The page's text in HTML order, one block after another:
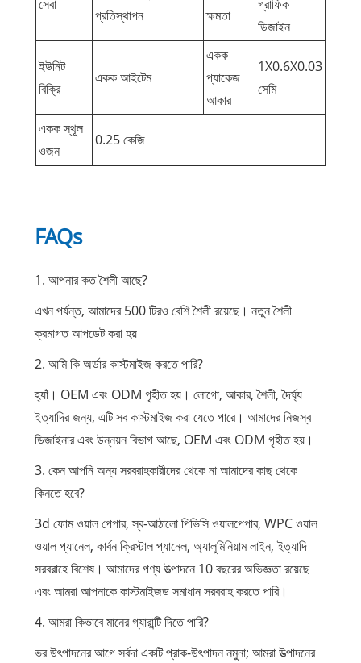
সেবা
প্রতিস্থাপন
ক্ষমতা
গ্রাফিক
ডিজাইন
ইউনিট
বিক্রি
একক আইটেম
একক
প্যাকেজ
আকার
1X0.6X0.03
সেমি
একক স্থূল
ওজন
0.25 কেজি
FAQs
1. আপনার কত শৈলী আছে?
এখন পর্যন্ত, আমাদের 500 টিরও বেশি শৈলী রয়েছে। নতুন শৈলী
ক্রমাগত আপডেট করা হয়
2. আমি কি অর্ডার কাস্টমাইজ করতে পারি?
হ্যাঁ। OEM এবং ODM গৃহীত হয়। লোগো, আকার, শৈলী, দৈর্ঘ্য
ইত্যাদির জন্য, এটি সব কাস্টমাইজ করা যেতে পারে। আমাদের নিজস্ব
ডিজাইনার এবং উন্নয়ন বিভাগ আছে, OEM এবং ODM গৃহীত হয়।
3. কেন আপনি অন্য সরবরাহকারীদের থেকে না আমাদের কাছ থেকে
কিনতে হবে?
3d ফোম ওয়াল পেপার, স্ব-আঠালো পিভিসি ওয়ালপেপার, WPC ওয়াল
ওয়াল প্যানেল, কার্বন ক্রিস্টাল প্যানেল, অ্যালুমিনিয়াম লাইন, ইত্যাদি
সরবরাহে বিশেষ। আমাদের পণ্য উত্পাদনে 10 বছরের অভিজ্ঞতা রয়েছে
এবং আমরা আপনাকে কাস্টমাইজড সমাধান সরবরাহ করতে পারি।
4. আমরা কিভাবে মানের গ্যারান্টি দিতে পারি?
ভর উৎপাদনের আগে সর্বদা একটি প্রাক-উৎপাদন নমুনা; আমরা উত্পাদনের